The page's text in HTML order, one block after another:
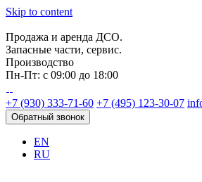
Skip to content
Продажа и аренда ДСО.
Запасные части, сервис.
Производство
Пн-Пт: с 09:00 до 18:00
+7 (930) 333-71-60 +7 (495) 123-30-07
Обратный звонок
EN
RU